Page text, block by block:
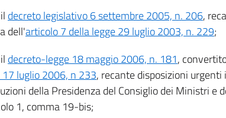
decreto legislativo 6 settembre 2005, n. 206,
dell'articolo 7 della legge 29 luglio 2003, n. 229;
decreto-legge 18 maggio 2006, n. 181,
17 luglio 2006, n 233, recante disposizioni
della Presidenza del Consiglio dei Ministri e
1, comma 19-bis;